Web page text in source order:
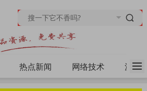
热点新闻 网络技术 源码